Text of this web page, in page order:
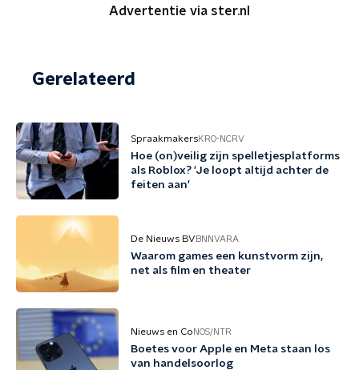
Advertentie via ster.nl
Gerelateerd
SpraakmakersKRO-NCRV
Hoe (on)veilig zijn spelletjesplatforms
als Roblox? 'Je loopt altijd achter de
feiten aan'
De Nieuws BV BNNVARA
Waarom games een kunstvorm zijn,
net als film en theater
Nieuws en Co NOS/NTR
Boetes voor Apple en Meta staan los
van handelsoorlog